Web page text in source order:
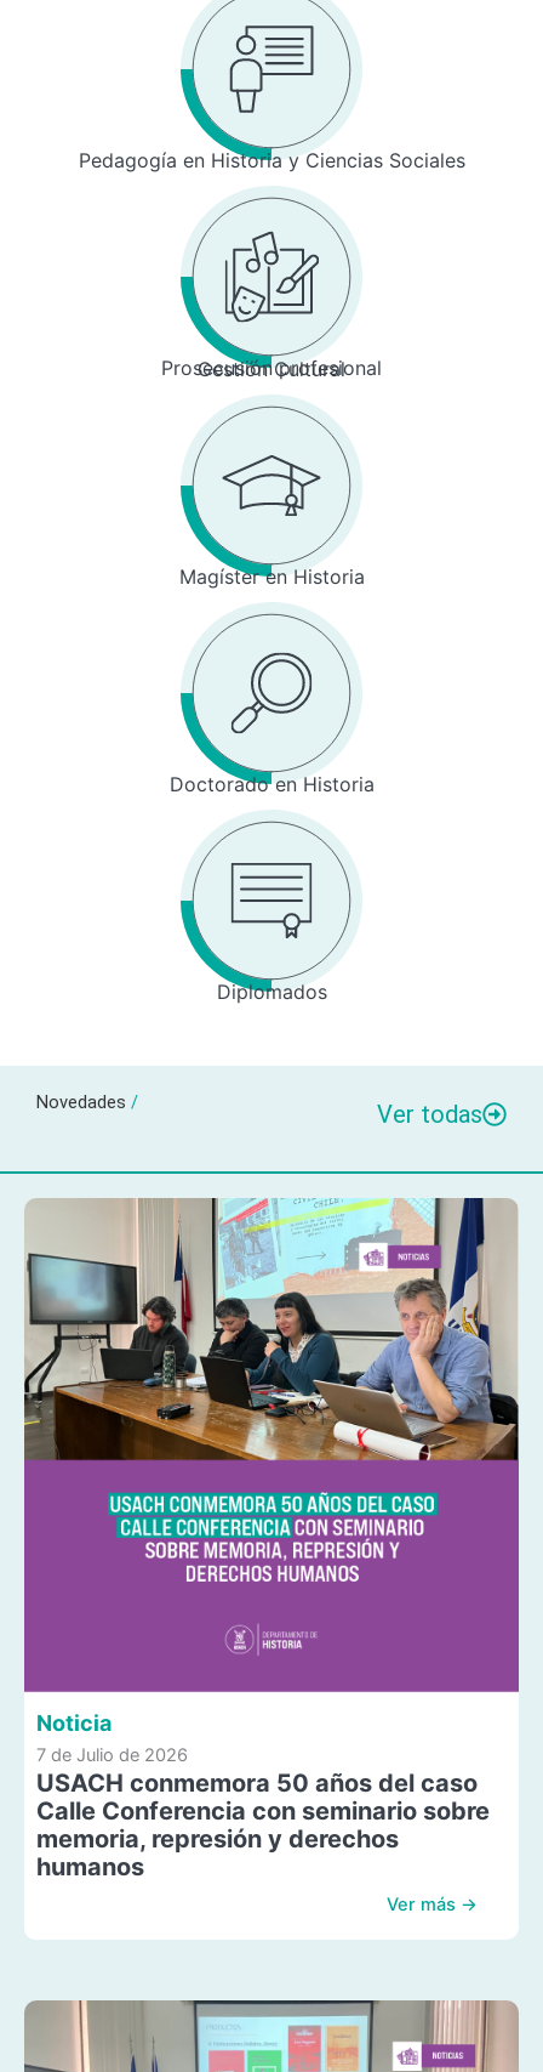
Pedagogía en Historia y Ciencias Sociales
Prosecusión profesional
Gestión Cultural
Magíster en Historia
Doctorado en Historia
Diplomados
Novedades / Ver todas
Noticia
7 de Julio de 2026
USACH conmemora 50 años del caso
Calle Conferencia con seminario sobre
memoria, represión y derechos
humanos
Ver más →